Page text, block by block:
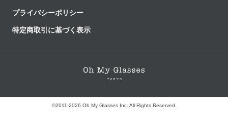
プライバシーポリシー
特定商取引に基づく表示
©2011-2026 Oh My Glasses Inc. All Rights Reserved.